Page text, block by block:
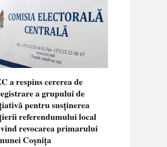
a respins cererea de
a grupului de
pentru susținerea
referendumului local
revocarea primarului
Coșnița